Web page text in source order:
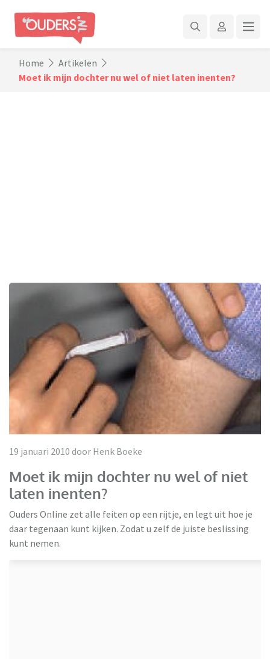
Home
Artikelen
Moet ik mijn dochter nu wel of niet laten inenten?
19 januari 2010 door Henk Boeke
Moet ik mijn dochter nu wel of niet
laten inenten?
Ouders Online zet alle feiten op een rijtje, en legt uit hoe je
daar tegenaan kunt kijken. Zodat u zelf de juiste beslissing
kunt nemen.